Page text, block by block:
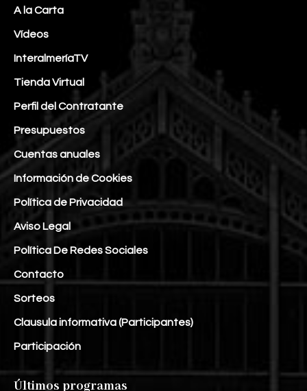
A la Carta
Vídeos
InteralmeríaTV
Tienda Virtual
Perfil del Contratante
Presupuestos
Cuentas anuales
Información de Cookies
Política de Privacidad
Aviso Legal
Política De Redes Sociales
Contacto
Sorteos
Clausula informativa (Participantes)
Participación
Últimos programas